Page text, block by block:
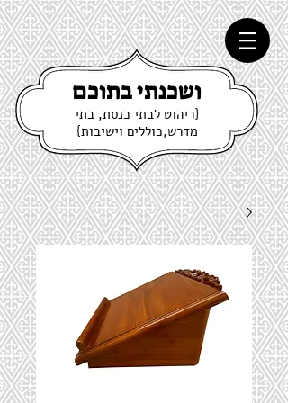
ושכנתי בתוכם
{ריהוט לבתי כנסת, בתי
מדרש,כוללים וישיבות}